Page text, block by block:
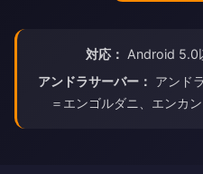
対応： Android 5.0
アンドラサーバー： アンド
＝エンゴルダニ、エンカン